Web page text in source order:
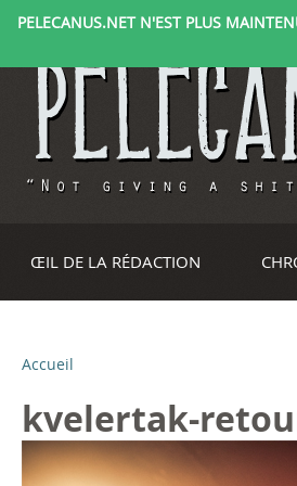
PELECANUS.NET N'EST PLUS
ŒIL DE LA RÉDACTION
V
o
u
Accueil
kvelertak-